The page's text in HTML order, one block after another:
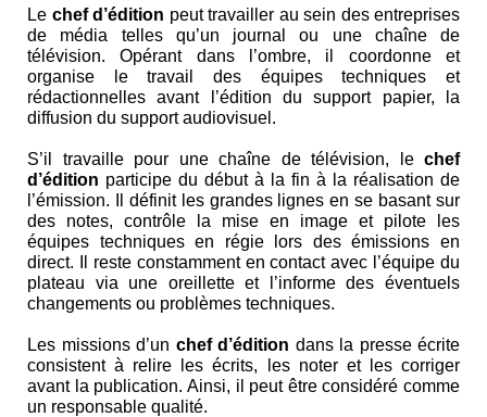
Le chef d’édition peut travailler au sein des entreprises
de média telles qu’un journal ou une chaîne de
télévision. Opérant dans l’ombre, il coordonne et
organise le travail des équipes techniques et
rédactionnelles avant l’édition du support papier, la
diffusion du support audiovisuel.
S’il travaille pour une chaîne de télévision, le chef
d’édition participe du début à la fin à la réalisation de
l’émission. Il définit les grandes lignes en se basant sur
des notes, contrôle la mise en image et pilote les
équipes techniques en régie lors des émissions en
direct. Il reste constamment en contact avec l’équipe du
plateau via une oreillette et l’informe des éventuels
changements ou problèmes techniques.
Les missions d’un chef d’édition dans la presse écrite
consistent à relire les écrits, les noter et les corriger
avant la publication. Ainsi, il peut être considéré comme
un responsable qualité.